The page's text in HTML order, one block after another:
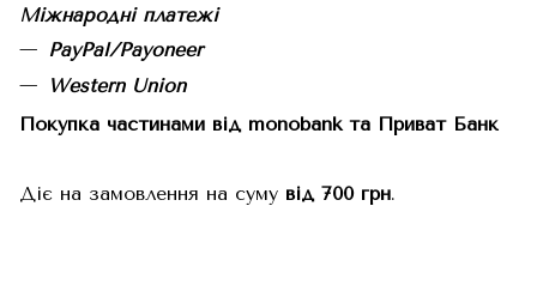
Міжнародні платежі
PayPal/Payoneer
Western Union
Покупка частинами від monobank та Приват Банк
Діє на замовлення на суму від 700 грн.